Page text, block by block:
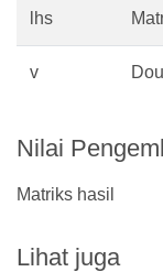
lhs
v
Nilai
Matriks hasil
Lihat juga